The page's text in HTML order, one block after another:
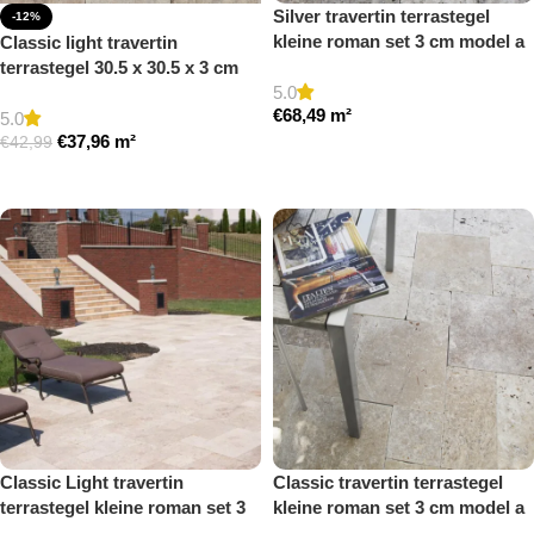
-12%
Classic light travertin
terrastegel 30.5 x 30.5 x 3 cm
5.0
€42,99 €37,96 m²
Silver travertin terrastegel
kleine roman set 3 cm model a
5.0
€68,49 m²
Classic Light travertin
terrastegel kleine roman set 3
Classic travertin terrastegel
kleine roman set 3 cm model a